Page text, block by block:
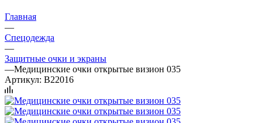
Главная
—
Спецодежда
—
Защитные очки и экраны
—Медицинские очки открытые визион 035
Артикул: B22016